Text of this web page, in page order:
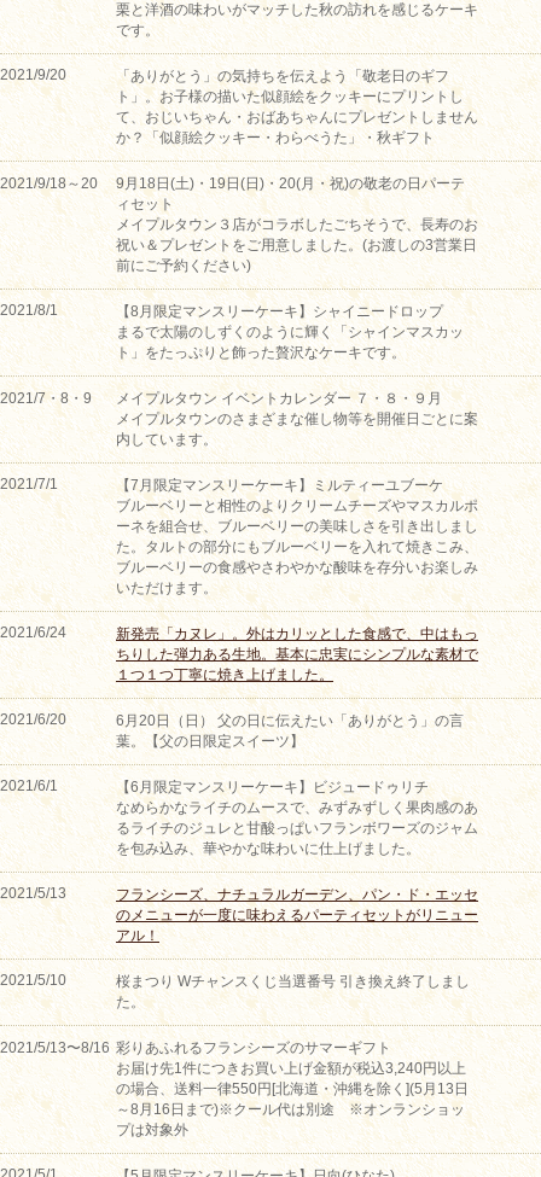
栗と洋酒の味わいがマッチした秋の訪れを感じるケーキ
です。
2021/9/20
「ありがとう」の気持ちを伝えよう「敬老日のギフ
ト」。お子様の描いた似顔絵をクッキーにプリントし
て、おじいちゃん・おばあちゃんにプレゼントしません
か？「似顔絵クッキー・わらべうた」・秋ギフト
2021/9/18～20
9月18日(土)・19日(日)・20(月・祝)の敬老の日パーテ
ィセット
メイプルタウン３店がコラボしたごちそうで、長寿のお
祝い＆プレゼントをご用意しました。(お渡しの3営業日
前にご予約ください)
2021/8/1
【8月限定マンスリーケーキ】シャイニードロップ
まるで太陽のしずくのように輝く「シャインマスカッ
ト」をたっぷりと飾った贅沢なケーキです。
2021/7・8・9
メイプルタウン イベントカレンダー ７・８・９月
メイプルタウンのさまざまな催し物等を開催日ごとに案
内しています。
2021/7/1
【7月限定マンスリーケーキ】ミルティーユブーケ
ブルーベリーと相性のよりクリームチーズやマスカルポ
ーネを組合せ、ブルーベリーの美味しさを引き出しまし
た。タルトの部分にもブルーベリーを入れて焼きこみ、
ブルーベリーの食感やさわやかな酸味を存分いお楽しみ
いただけます。
2021/6/24
新発売「カヌレ」。外はカリッとした食感で、中はもっ
ちりした弾力ある生地。基本に忠実にシンプルな素材で
１つ１つ丁寧に焼き上げました。
2021/6/20
6月20日（日） 父の日に伝えたい「ありがとう」の言
葉。【父の日限定スイーツ】
2021/6/1
【6月限定マンスリーケーキ】ビジュードゥリチ
なめらかなライチのムースで、みずみずしく果肉感のあ
るライチのジュレと甘酸っぱいフランボワーズのジャム
を包み込み、華やかな味わいに仕上げました。
2021/5/13
フランシーズ、ナチュラルガーデン、パン・ド・エッセ
のメニューが一度に味わえるパーティセットがリニュー
アル！
2021/5/10
桜まつり Wチャンスくじ当選番号 引き換え終了しまし
た。
2021/5/13〜8/16 彩りあふれるフランシーズのサマーギフト
お届け先1件につきお買い上げ金額が税込3,240円以上
の場合、送料一律550円[北海道・沖縄を除く](5月13日
～8月16日まで)※クール代は別途 ※オンランショッ
プは対象外